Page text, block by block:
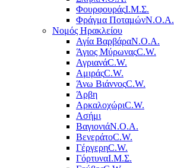
ΦουρφουράςΙ.Μ.Σ.
Φράγμα ΠοταμώνΝ.Ο.Α.
Νομός Ηρακλείου
Αγία ΒαρβάραΝ.Ο.Α.
Άγιος ΜύρωναςC.W.
ΑγριανάC.W.
ΑμιράςC.W.
Άνω ΒιάννοςC.W.
Άρβη
ΑρκαλοχώριC.W.
Ασήμι
ΒαγιονιάΝ.Ο.Α.
ΒενεράτοC.W.
ΓέργερηC.W.
ΓόρτυναΙ.Μ.Σ.